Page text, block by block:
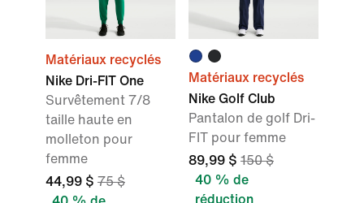
Matériaux recyclés
Nike Dri-FIT One
Survêtement 7/8
taille haute en
molleton pour
femme
44,99 $ 75 $
Matériaux recyclés
Nike Golf Club
Pantalon de golf Dri-
FIT pour femme
89,99 $ 150 $
40 % de
réduction